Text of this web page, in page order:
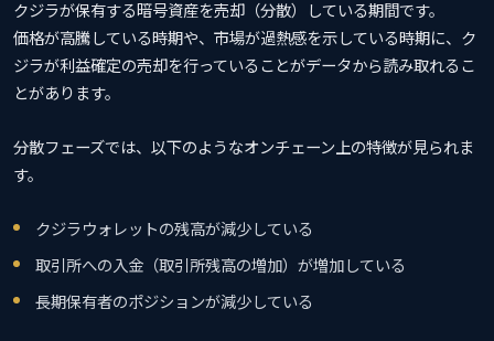
クジラが保有する暗号資産を売却（分散）している期間です。
価格が高騰している時期や、市場が過熱感を示している時期に、ク
ジラが利益確定の売却を行っていることがデータから読み取れるこ
とがあります。
分散フェーズでは、以下のようなオンチェーン上の特徴が見られま
す。
クジラウォレットの残高が減少している
取引所への入金（取引所残高の増加）が増加している
長期保有者のポジションが減少している